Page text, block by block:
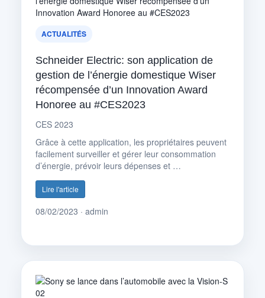
ACTUALITÉS
Schneider Electric: son application de
gestion de l’énergie domestique Wiser
récompensée d’un Innovation Award
Honoree au #CES2023
CES 2023
Grâce à cette application, les propriétaires peuvent
facilement surveiller et gérer leur consommation
d’énergie, prévoir leurs dépenses et …
Lire l'article
08/02/2023 · admin